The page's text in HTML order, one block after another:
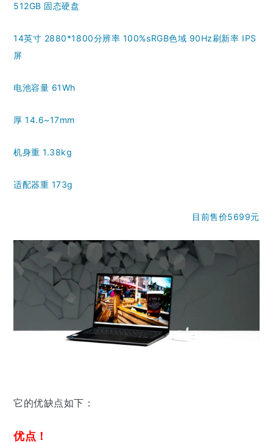
512GB 固态硬盘
14英寸 2880*1800分辨率 100%sRGB色域 90Hz刷新率 IPS
屏
电池容量 61Wh
厚 14.6~17mm
机身重 1.38kg
适配器重 173g
目前售价5699元
它的优缺点如下：
优点！